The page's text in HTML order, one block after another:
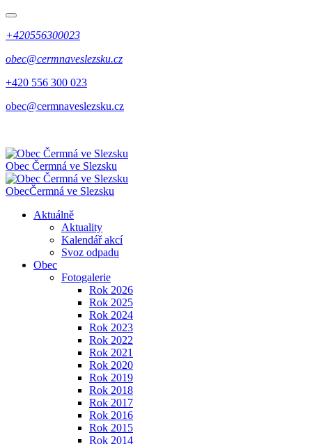
+420556300023
obec@cermnaveslezsku.cz
+420 556 300 023
obec@cermnaveslezsku.cz
Obec Čermná ve Slezsku
ObecČermná ve Slezsku
Aktuálně
Aktuality
Kalendář akcí
Svoz odpadu
Obec
Fotogalerie
Rok 2026
Rok 2025
Rok 2024
Rok 2023
Rok 2022
Rok 2021
Rok 2020
Rok 2019
Rok 2018
Rok 2017
Rok 2016
Rok 2015
Rok 2014